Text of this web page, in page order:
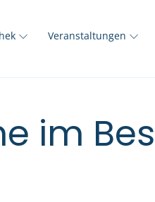
Veranstaltungen
im